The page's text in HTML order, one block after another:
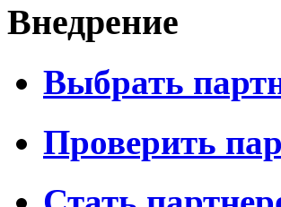
Внедрение
Выбрать
Проверить